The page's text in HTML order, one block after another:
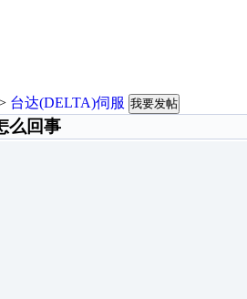
台达(DELTA)伺服 我要发帖
么回事